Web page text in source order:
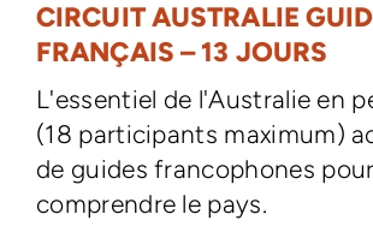
CIRCUIT AUSTRALIE
FRANÇAIS – 13 JOURS
L'essentiel de l'Australie en
(18 participants maximum)
de guides francophones
comprendre le pays.